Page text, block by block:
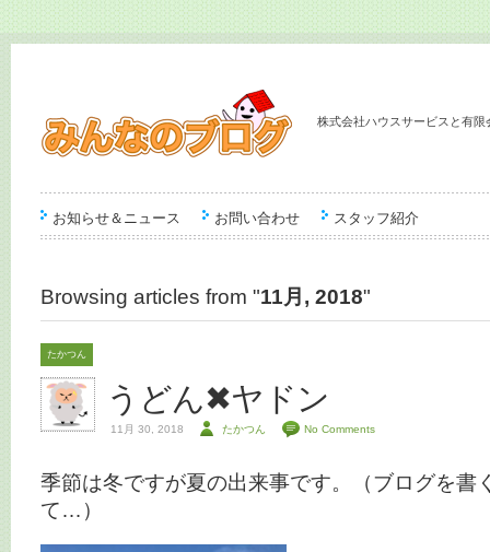
株式会社ハウスサービスと有
お知らせ＆ニュース お問い合わせ スタッフ紹介
Browsing articles from "11月, 2018"
たかつん
うどん✖ヤドン
11月 30, 2018 たかつん No Comments
季節は冬ですが夏の出来事です。（ブログを書
て…）